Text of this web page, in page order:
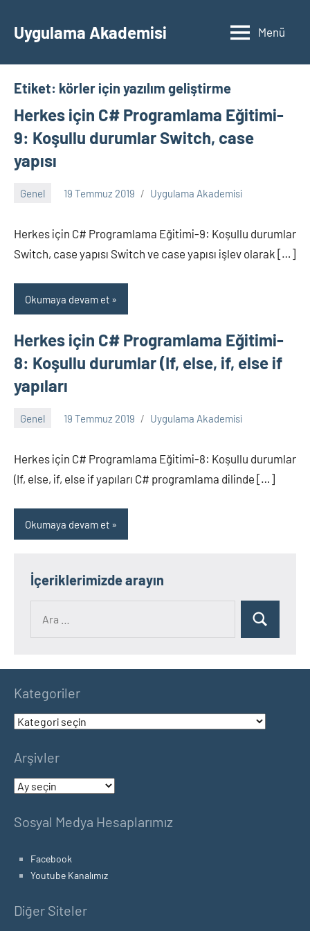
geçUygulama Akademisi Menü
Etiket: körler için yazılım geliştirme
Herkes için C# Programlama Eğitimi-
9: Koşullu durumlar Switch, case
yapısı
Genel 19 Temmuz 2019 Uygulama Akademisi
Herkes için C# Programlama Eğitimi-9: Koşullu durumlar
Switch, case yapısı Switch ve case yapısı işlev olarak […]
Okumaya devam et
Herkes için C# Programlama Eğitimi-
8: Koşullu durumlar (If, else, if, else if
yapıları
Genel 19 Temmuz 2019 Uygulama Akademisi
Herkes için C# Programlama Eğitimi-8: Koşullu durumlar
(If, else, if, else if yapıları C# programlama dilinde […]
Okumaya devam et
İçeriklerimizde arayın
Ara
Kategoriler
Kategoriler
Arşivler
Arşivler
Sosyal Medya Hesaplarımız
Facebook
Youtube Kanalımız
Diğer Siteler